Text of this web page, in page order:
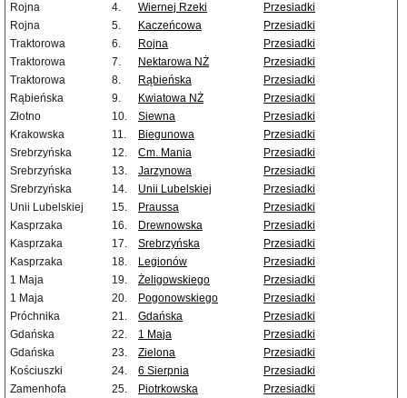
Rojna
4. Wiernej Rzeki
Przesiadki
Rojna
5. Kaczeńcowa
Przesiadki
Traktorowa
6. Rojna
Przesiadki
Traktorowa
7. Nektarowa NŻ
Przesiadki
Traktorowa
8. Rąbieńska
Przesiadki
Rąbieńska
9. Kwiatowa NŻ
Przesiadki
Złotno
10. Siewna
Przesiadki
Krakowska
11. Biegunowa
Przesiadki
Srebrzyńska
12. Cm. Mania
Przesiadki
Srebrzyńska
13. Jarzynowa
Przesiadki
Srebrzyńska
14. Unii Lubelskiej
Przesiadki
Unii Lubelskiej
15. Praussa
Przesiadki
Kasprzaka
16. Drewnowska
Przesiadki
Kasprzaka
17. Srebrzyńska
Przesiadki
Kasprzaka
18. Legionów
Przesiadki
1 Maja
19. Żeligowskiego
Przesiadki
1 Maja
20. Pogonowskiego
Przesiadki
Próchnika
21. Gdańska
Przesiadki
Gdańska
22. 1 Maja
Przesiadki
Gdańska
23. Zielona
Przesiadki
Kościuszki
24. 6 Sierpnia
Przesiadki
Zamenhofa
25. Piotrkowska
Przesiadki